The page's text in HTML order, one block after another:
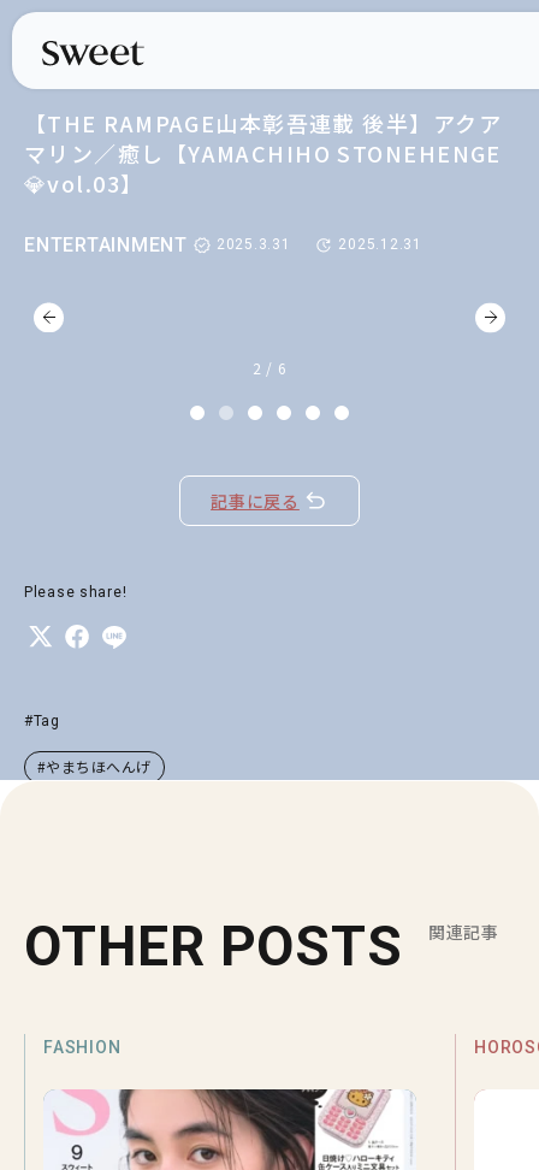
ENTERTAINMENT 2025.3.31 2025.12.31
【THE RAMPAGE山本彰吾連載 後半】アクア
マリン／癒し【YAMACHIHO STONEHENGE
💎vol.03】
2 / 6
記事に戻る
Please share!
#Tag
#やまちほへんげ
OTHER POSTS 関連記事
FASHION